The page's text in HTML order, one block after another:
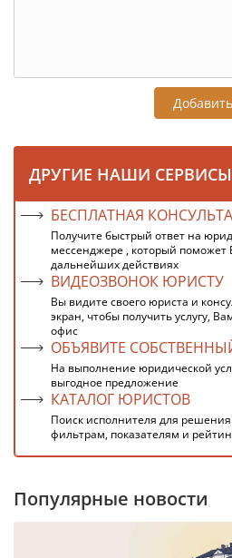
Добавить
ДРУГИЕ НАШИ
БЕСПЛАТНАЯ
Получите быстрый ответ на
мессенджере , который поможет
дальнейших действиях
ВИДЕОЗВОНОК ЮРИСТУ
Вы видите своего юриста и
экран, чтобы получить услугу,
офис
ОБЪЯВИТЕ
На выполнение юридической
выгодное предложение
КАТАЛОГ ЮРИСТОВ
Поиск исполнителя для
фильтрам, показателям и
Популярные новости